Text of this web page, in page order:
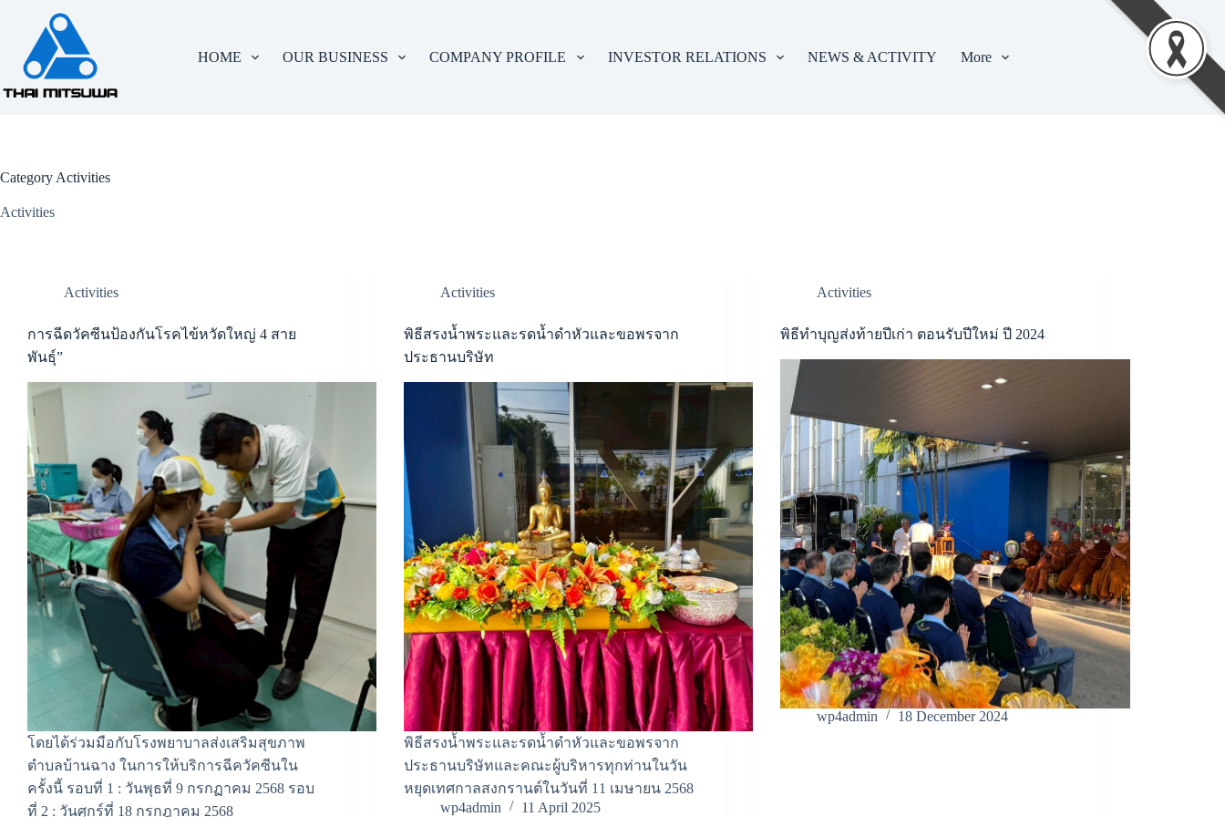
HOME OUR BUSINESS COMPANY PROFILE INVESTOR RELATIONS NEWS & ACTIVITY More
Category Activities
Activities
Activities
การฉีดวัคซีนป้องกันโรคไข้หวัดใหญ่ 4 สาย
พันธุ์”
โดยได้ร่วมมือกับโรงพยาบาลส่งเสริมสุขภาพ
ตำบลบ้านฉาง ในการให้บริการฉีควัคซีนใน
ครั้งนี้ รอบที่ 1 : วันพุธที่ 9 กรกฏาคม 2568 รอบ
ที่ 2 : วันศุกร์ที่ 18 กรกฎาคม 2568
Activities
พิธีสรงน้ำพระและรดน้ำดำหัวและขอพรจาก
ประธานบริษัท
พิธีสรงน้ำพระและรดน้ำดำหัวและขอพรจาก
ประธานบริษัทและคณะผู้บริหารทุกท่านในวัน
หยุดเทศกาลสงกรานต์ในวันที่ 11 เมษายน 2568
wp4admin
11 April 2025
Activities
พิธีทำบุญส่งท้ายปีเก่า ตอนรับปีใหม่ ปี 2024
wp4admin 18 December 2024